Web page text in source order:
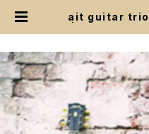
ait guitar trio